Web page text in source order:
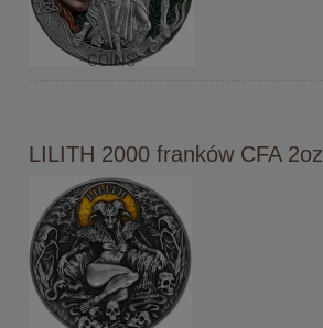
LILITH 2000 franków CFA 2oz